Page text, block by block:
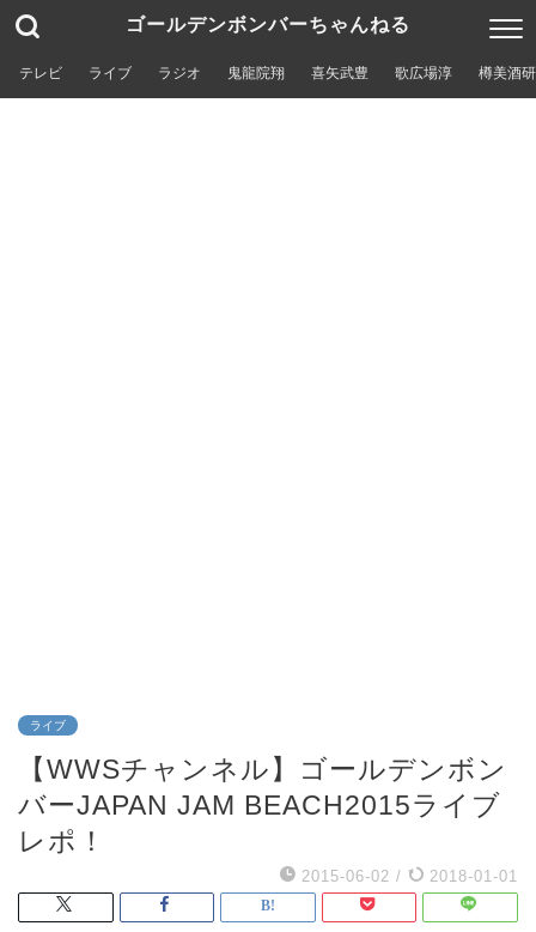
ゴールデンボンバーちゃんねる
テレビ ライブ ラジオ 鬼龍院翔 喜矢武豊 歌広場淳 樽美酒
ライブ
【WWSチャンネル】ゴールデンボン
バーJAPAN JAM BEACH2015ライブ
レポ！
2015-06-02 / 2018-01-01